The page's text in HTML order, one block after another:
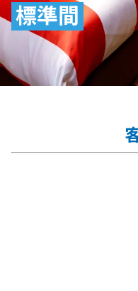
標準間